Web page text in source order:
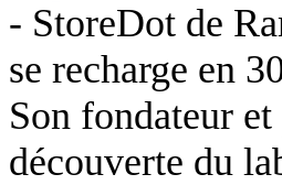
- StoreDot de
se recharge en
Son fondateur
découverte du